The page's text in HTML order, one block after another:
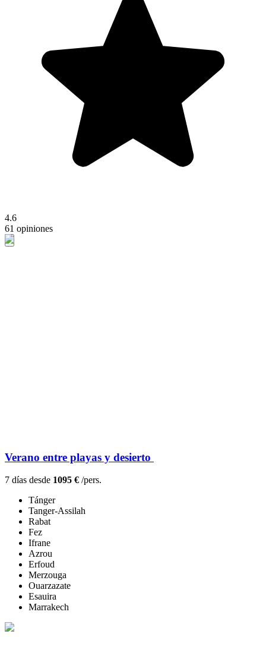
4.6
61 opiniones
Verano entre playas y desierto
7 días desde 1095 € /pers.
Tánger
Tanger-Assilah
Rabat
Fez
Ifrane
Azrou
Erfoud
Merzouga
Ouarzazate
Esauira
Marrakech